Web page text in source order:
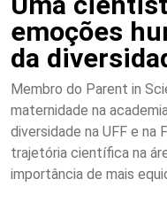
emoções
da
Membro do Parent in
maternidade na
diversidade na UFF e na
trajetória científica na
importância de mais